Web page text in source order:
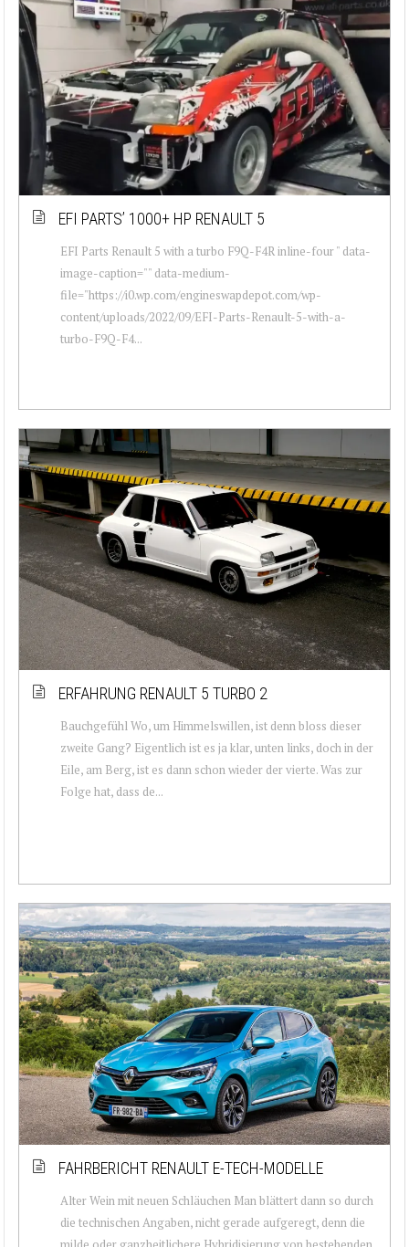
EFI PARTS’ 1000+ HP RENAULT 5
EFI Parts Renault 5 with a turbo F9Q-F4R inline-four " data-
image-caption="" data-medium-
file="https://i0.wp.com/engineswapdepot.com/wp-
content/uploads/2022/09/EFI-Parts-Renault-5-with-a-
turbo-F9Q-F4...
ERFAHRUNG RENAULT 5 TURBO 2
Bauchgefühl Wo, um Himmelswillen, ist denn bloss dieser
zweite Gang? Eigentlich ist es ja klar, unten links, doch in der
Eile, am Berg, ist es dann schon wieder der vierte. Was zur
Folge hat, dass de...
FAHRBERICHT RENAULT E-TECH-MODELLE
Alter Wein mit neuen Schläuchen Man blättert dann so durch
die technischen Angaben, nicht gerade aufgeregt, denn die